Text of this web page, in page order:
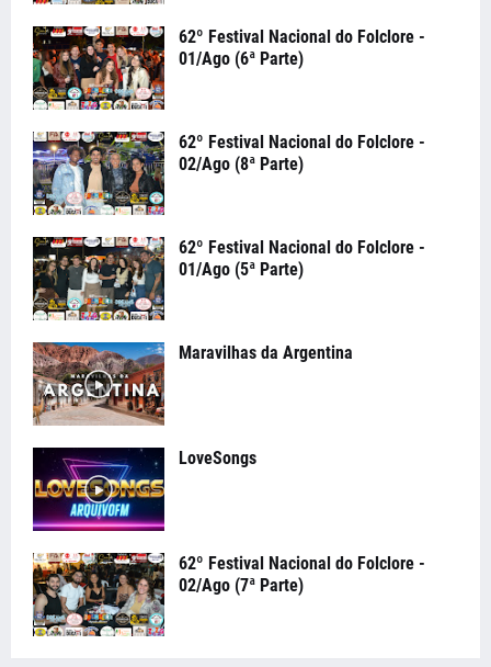
62º Festival Nacional do Folclore -
01/Ago (6ª Parte)
62º Festival Nacional do Folclore -
02/Ago (8ª Parte)
62º Festival Nacional do Folclore -
01/Ago (5ª Parte)
Maravilhas da Argentina
LoveSongs
62º Festival Nacional do Folclore -
02/Ago (7ª Parte)